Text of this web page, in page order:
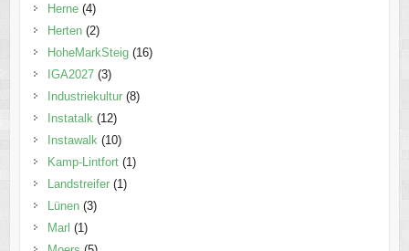
Herne(4)
Herten(2)
HoheMarkSteig(16)
IGA2027(3)
Industriekultur(8)
Instatalk (12)
Instawalk (10)
Kamp-Lintfort(1)
Landstreifer(1)
Lünen(3)
Marl (1)